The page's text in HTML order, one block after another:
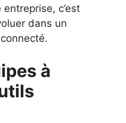
c’est
dans un
à